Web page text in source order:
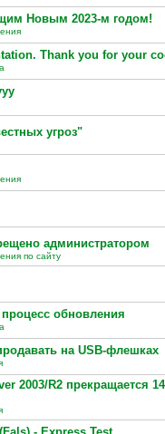
Новым 2023-м годом!
Thank you for your
угроз"
администратором
по сайту
обновления
на USB-флешках
2003/R2 прекращается